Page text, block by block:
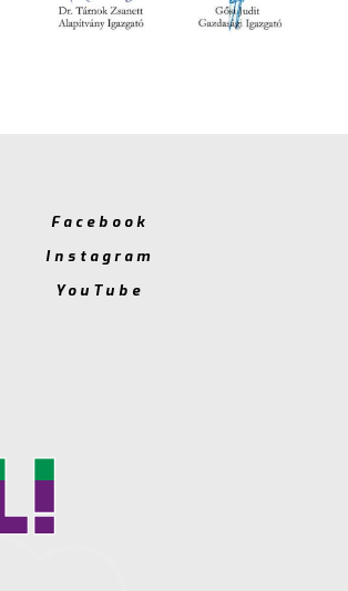
Facebook
Instagram
YouTube